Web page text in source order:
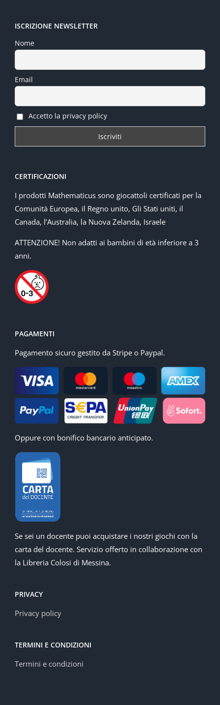
ISCRIZIONE NEWSLETTER
Nome
Email
Accetto la privacy policy
CERTIFICAZIONI
I prodotti Mathematicus sono giocattoli certificati per la
Comunità Europea, il Regno unito, Gli Stati uniti, il
Canada, l’Australia, la Nuova Zelanda, Israele
ATTENZIONE! Non adatti ai bambini di età inferiore a 3
anni.
PAGAMENTI
Pagamento sicuro gestito da Stripe o Paypal.
Oppure con bonifico bancario anticipato.
Se sei un docente puoi acquistare i nostri giochi con la
carta del docente. Servizio offerto in collaborazione con
la Libreria Colosi di Messina.
PRIVACY
Privacy policy
TERMINI E CONDIZIONI
Termini e condizioni